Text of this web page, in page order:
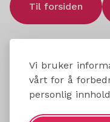
Vi bruker
vårt for å
personlig
Til forsiden